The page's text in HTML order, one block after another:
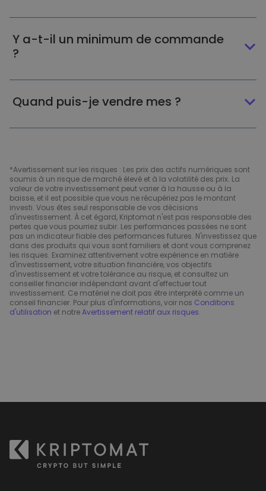
Y a-t-il un minimum de commande
?
Quand puis-je vendre mes ?
*Avertissement sur les risques : Les prix des actifs numériques sont
soumis à un risque de marché élevé et à la volatilité des prix. La
valeur de votre investissement peut varier à la hausse ou à la
baisse, et il est possible que vous ne récupériez pas le montant
investi. Vous êtes seul responsable de vos décisions
d'investissement. À cet égard, Kriptomat n'est pas responsable des
pertes que vous pourriez subir. Les performances passées ne sont
pas un indicateur fiable des performances futures. N'investissez que
dans des produits qui vous sont familiers et dont vous comprenez
les risques. Examinez attentivement votre expérience en matière
d'investissement, votre situation financière, vos objectifs
d'investissement et votre tolérance au risque, et consultez un
conseiller financier indépendant avant d'effectuer tout
investissement. Ce matériel ne doit pas être interprété comme un
conseil financier. Pour plus d'informations, voir nos Conditions
d'utilisation et notreAvertissement relatif aux risques.